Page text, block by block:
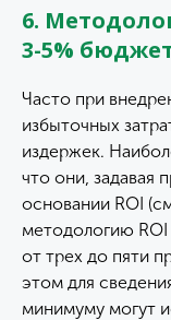
6.
3-5%
Часто при
избыточных
издержек.
что они, задавая
основании ROI
методологию ROI
от трех до пяти
этом для
минимуму могут